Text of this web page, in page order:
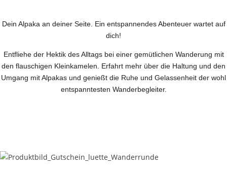
Dein Alpaka an deiner Seite. Ein entspannendes Abenteuer wartet auf
dich!
Entfliehe der Hektik des Alltags bei einer gemütlichen Wanderung mit
den flauschigen Kleinkamelen. Erfahrt mehr über die Haltung und den
Umgang mit Alpakas und genießt die Ruhe und Gelassenheit der wohl
entspanntesten Wanderbegleiter.